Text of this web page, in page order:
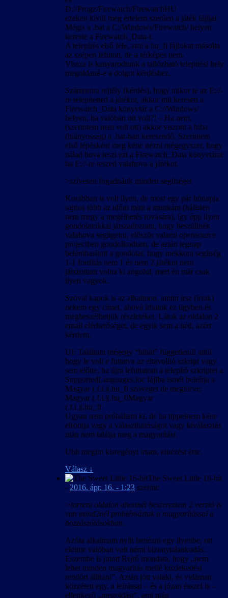
D://Progz/Firewatch/FirewatchHU
ezeken kívül meg értelem szerűen a játék fájljai.
Mégis a .bat a C:/Windows/Firewatch/ helyen
kereste a Firewatch_Data-t.
A telepítés első fele, ami a hu_fi fájlokat másolta
az szépen lefutott, de a térképes nem.
Vissza is kanyarodtunk a tallózható telepítési hely
megoldaná-e a dolgot kérdéshez.
Számomra rejtély (kérdés), hogy mikor te az E://-
re telepítetted a játékot, akkor mit keresett a
Firewatch_Data könyvtár a C://Windows/
helyen, ha valóban ott volt?! – Ha nem,
(szerintem nem volt ott) akkor viszont a hiba
(hiányosság) a .bat-ban keresendő. Szerintem
első lépésként meg kéne nézni mégegyszer, hogy
nálad hova teszi ezt a Firewatch_Data könyvtárat
ha E://-re teszed valahova a játékot.
>szívesen fogadnánk minden segítséget
Korábban is volt ilyen, de most egy pár hónapja
sajnos több az időm mint a munkám (hálisten
nem megy a megélhetés rovására), így épp ilyen
gondolatokkal játszadoztam, hogy beszállnék
valahova segítgetni, először valami opensource
projectben gondolkodtam, de aztán tegnap
belémhasított a gondolat, hogy mekkora segítség
1-1 fordítás nem 1 és nem 2 játékot nem
játszottam volna ki angolul, mert én már csak
ilyen vagyok.
Szóval kapok is az alkalmon, amint írsz (írtok)
nekem egy címet, ahová írhatok ez ügyben és
megbeszélhetjük részleteket. Látok az oldalon 2
email elérhetőséget, de egyik sem a tiéd, azért
kérdem.
UI: Találtam mégegy “hibát” függetlenül attól
hogy le volt e futtatva az eltávolító szkript vagy
sem előtte, ha újra lefuttatom a telepítő szkriptet a
SupportedLanguages.loc fájlba ismét beleírja a
Magyar (.f.i.)|.hu_fi szöveget de megtörve:
Magyar (.f.i.)|.hu_fiMagyar
(.f.i.)|.hu_fi
Ugyan nem próbáltam ki, de ha tippelnem kéne
elrontja vagy a választhatóságot vagy kiválasztás
után nem találja meg a magyarítást.
Uhh megint kisregényt írtam, elnézést érte.
Válasz ↓
The Sweet Little 16-bit
- 2016. ápr. 16. - 1:23 szerint:
>torrent oldalon ahonnét beszereztem 2 verzió is
van mind2nél problémáztak a magyarítással a
hozzászólásokban.
Azóta alkalmam nyílt benézni egy ilyenbe, ott
eleinte valóban volt némi bizonytalankodás.
Eszembe is jutott Rejtő mondata, hogy „nem
lehet minden magyarítás mellé közlekedési
rendőrt állítani”. Aztán jött valaki, és vidáman
közzétett egy, a leírással – és a józan ésszel is –
ellenkező „megoldást”, ami után